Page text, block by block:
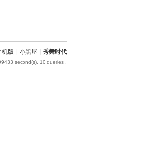
机版 小黑屋 秀舞时代
second(s), 10 queries .